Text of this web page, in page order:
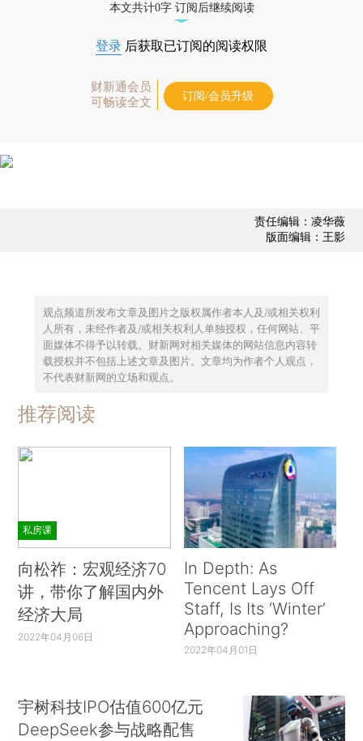
本文共计0字 订阅后继续阅读
登录 后获取已订阅的阅读权限
财新通会员
可畅读全文
订阅/会员升级
责任编辑：凌华薇
版面编辑：王影
观点频道所发布文章及图片之版权属作者本人及/或相关权利
人所有，未经作者及/或相关权利人单独授权，任何网站、平
面媒体不得予以转载。财新网对相关媒体的网站信息内容转
载授权并不包括上述文章及图片。文章均为作者个人观点，
不代表财新网的立场和观点。
推荐阅读
私房课
向松祚：宏观经济70
讲，带你了解国内外
经济大局
2022年04月06日
In Depth: As
Tencent Lays Off
Staff, Is Its ‘Winter’
Approaching?
2022年04月01日
宇树科技IPO估值600亿元
DeepSeek参与战略配售